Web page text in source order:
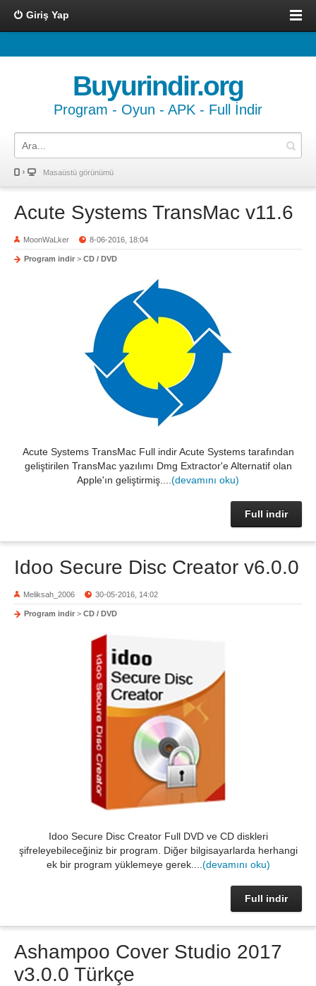
Giriş Yap
Buyurindir.org
Program - Oyun - APK - Full İndir
Masaüstü görünümü
Acute Systems TransMac v11.6
MoonWaLker 8-06-2016, 18:04
Program indir > CD / DVD
Acute Systems TransMac Full indir Acute Systems tarafından
geliştirilen TransMac yazılımı Dmg Extractor'e Alternatif olan
Apple'ın geliştirmiş.... (devamını oku)
Full indir
Idoo Secure Disc Creator v6.0.0
Meliksah_2006 30-05-2016, 14:02
Program indir > CD / DVD
Idoo Secure Disc Creator Full DVD ve CD diskleri
şifreleyebileceğiniz bir program. Diğer bilgisayarlarda herhangi
ek bir program yüklemeye gerek.... (devamını oku)
Full indir
Ashampoo Cover Studio 2017
v3.0.0 Türkçe